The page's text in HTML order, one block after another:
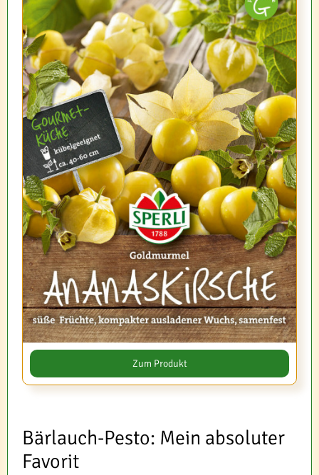
Zum Produkt
Bärlauch-Pesto: Mein absoluter
Favorit